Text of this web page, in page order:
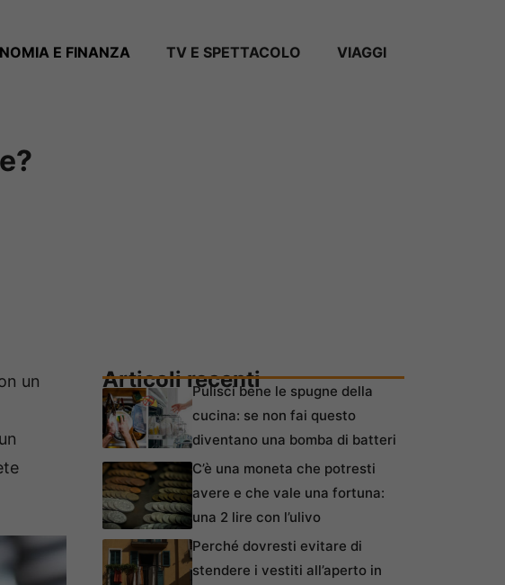
E FINANZA TV E SPETTACOLO VIAGGI
un
Articoli recentiPulisci bene le spugne della
cucina: se non fai questo
diventano una bomba di batteri
C’è una moneta che potresti
avere e che vale una fortuna:
una 2 lire con l’ulivo
Perché dovresti evitare di
stendere i vestiti all’aperto in